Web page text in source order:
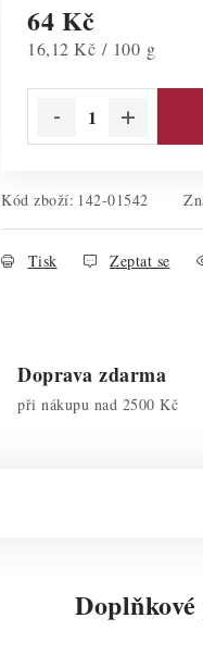
64 Kč
Měrná cena:
16,12 Kč / 100 g
Kód zboží: 142-01542
Tisk Zeptat se
Doprava zdarma
při nákupu nad 2500 Kč